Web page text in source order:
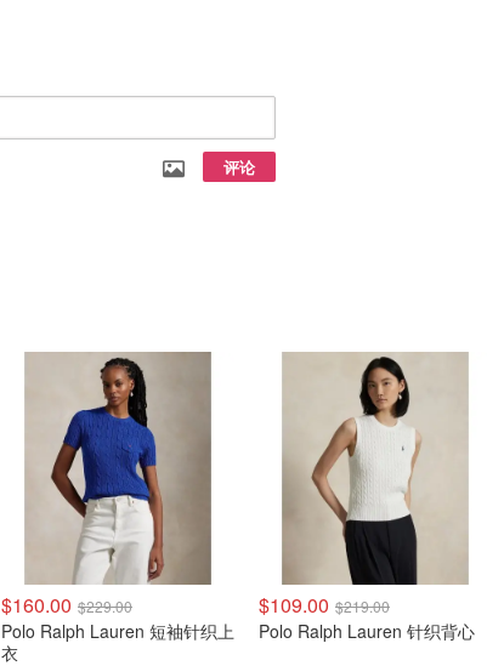
评论
$160.00 $229.00
Polo Ralph Lauren 短袖针织上
衣
$109.00 $219.00
Polo Ralph Lauren 针织背心